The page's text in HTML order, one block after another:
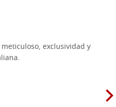
exclusividad y